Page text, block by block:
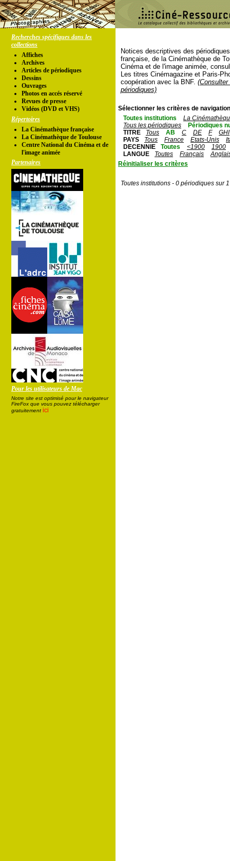
Recherches spécifiques dans les
collections
Affiches
Archives
Articles de périodiques
Dessins
Ouvrages
Photos en accés réservé
Revues de presse
Vidéos (DVD et VHS)
Répertoires
La Cinémathèque française
La Cinémathèque de Toulouse
Centre National du Cinéma et de
l'image animée
Partenaires
Pour les utilisateurs de Mac
Notre site est optimisé pour le navigateur
FireFox que vous pouvez télécharger
gratuitement ici
Notices descriptives des
française, de la Cinémathèque de
Cinéma et de l'image animée,
Les titres Cinémagazine et Paris-
coopération avec la BNF.
périodiques)
Sélectionner les critères de
Toutes institutions
La
Tous les périodiques
Périodiques
TITRE
Tous AB C DE F
GHI
PAYS
Tous France Etats-Unis
DECENNIE
Toutes <1900
1900
LANGUE
Toutes Français
Réinitialiser les critères
Toutes institutions - 0 périodiques sur